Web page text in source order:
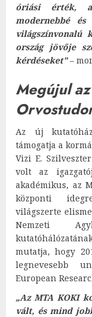
óriási érték,
modernebbé
világszínvonalú
ország jövője
kérdéseket"–
Megújul
Az új
támogatja a
Vizi E.
volt az
akadémikus, az
központi
világszerte
Nemzeti
mutatja, hogy
legnevesebb
European
„Az MTA KOKI
vált, és mind